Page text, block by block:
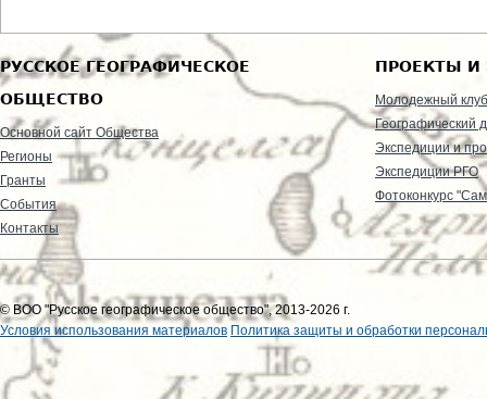
РУССКОЕ ГЕОГРАФИЧЕСКОЕ
ОБЩЕСТВО
Основной сайт Общества
Регионы
Гранты
События
Контакты
ПРОЕКТЫ И
Молодежный клуб
Географический
Экспедиции и
Экспедиции РГО
Фотоконкурс
© ВОО "Русское географическое общество", 2013-2026 г.
Условия использования материалов Политика защиты и обработки